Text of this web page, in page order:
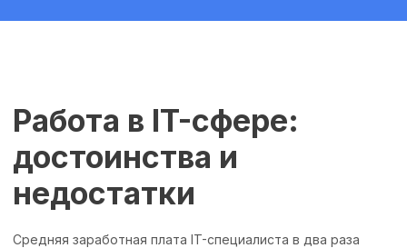
Работа в IT-сфере:
достоинства и
недостатки
Средняя заработная плата IT-специалиста в два раза